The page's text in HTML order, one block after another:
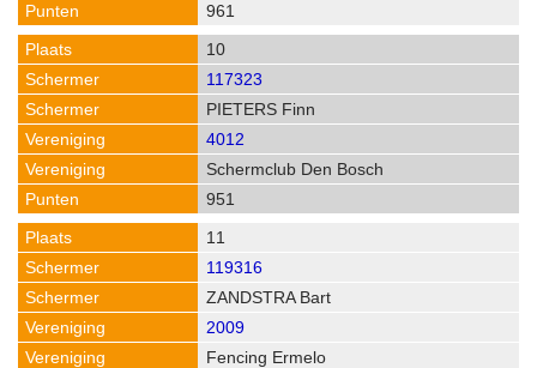
961
10
117323
PIETERS Finn
4012
Schermclub Den Bosch
951
11
119316
ZANDSTRA Bart
2009
Fencing Ermelo